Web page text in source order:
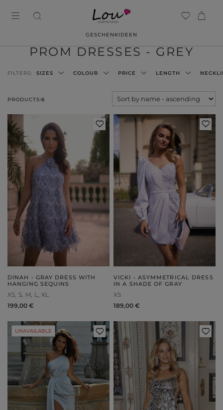
GESCHENKIDEEN
PROM DRESSES - GREY
PRODUCTS:6
FILTERS: SIZES COLOUR PRICE LENGTH
DINAH - GRAY DRESS WITH
HANGING SEQUINS
XS S M L XL
199,00 €
VICKI - ASYMMETRICAL DRESS
IN A SHADE OF GRAY
XS
189,00 €
UNAVAILABLE